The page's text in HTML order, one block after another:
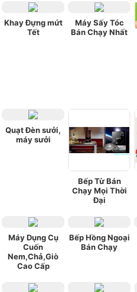
Khay Đựng mứt
Tết
Máy Sấy Tóc
Bán Chạy Nhất
Quạt Đèn sưởi,
máy sưởi
Bếp Từ Bán
Chạy Mọi Thời
Đại
Máy Dụng Cụ
Cuốn
Nem,Chả,Giò
Cao Cấp
Bếp Hồng Ngoại
Bán Chạy